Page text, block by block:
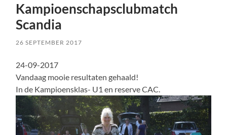
Kampioenschapsclubmatch
Scandia
26 SEPTEMBER 2017
24-09-2017
Vandaag mooie resultaten gehaald!
In de Kampioensklas- U1 en reserve CAC.